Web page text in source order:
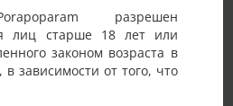
разрешен
лиц старше 18 лет или
законом возраста в
зависимости от того, что